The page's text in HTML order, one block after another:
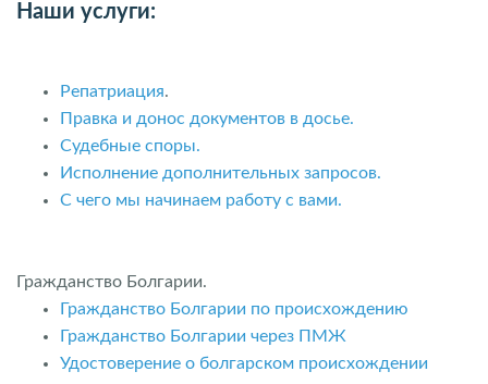
Наши услуги:
Репатриация.
Правка и донос документов в досье.
Судебные споры.
Исполнение дополнительных запросов.
С чего мы начинаем работу с вами.
Гражданство Болгарии.
Гражданство Болгарии по происхождению
Гражданство Болгарии через ПМЖ
Удостоверение о болгарском происхождении